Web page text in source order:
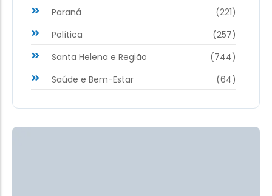
Paraná
(221)
Política
(257)
Santa Helena e Região
(744)
Saúde e Bem-Estar
(64)